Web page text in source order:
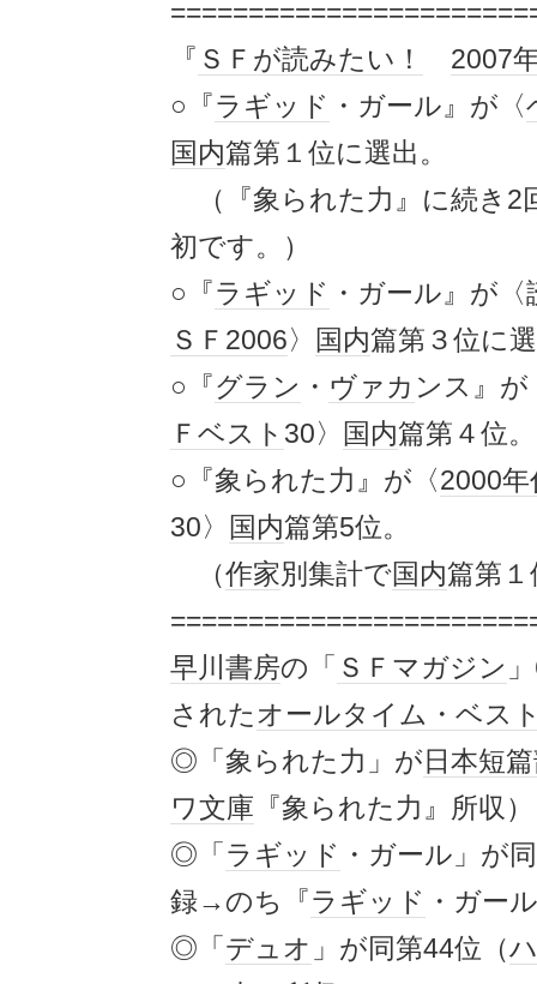
『 ＳＦが読みたい！
2007
○『ラギッド ・ガール』が〈
国内篇第１位に選出。
（『象られた力』に続き2
初です。）
○『ラギッド ・ガール』が
ＳＦ 2006〉 国内篇第３位に
○『グラン ・ ヴァカ ンス』が
Ｆ ベスト 30〉 国内篇第４位。
○『象られた力』が〈2000年
30〉
国内篇第5位。
（作家別集計で国内篇第１
早川書房の「 ＳＦマガジン
されたオールタイム・ベス
◎「象られた力」が 日本短篇
ワ文庫 『象られた力』所収）
◎「 ラギッド ・ガール」が
録→のち『ラギッド ・ガー
◎「 デュオ 」が同第44位（